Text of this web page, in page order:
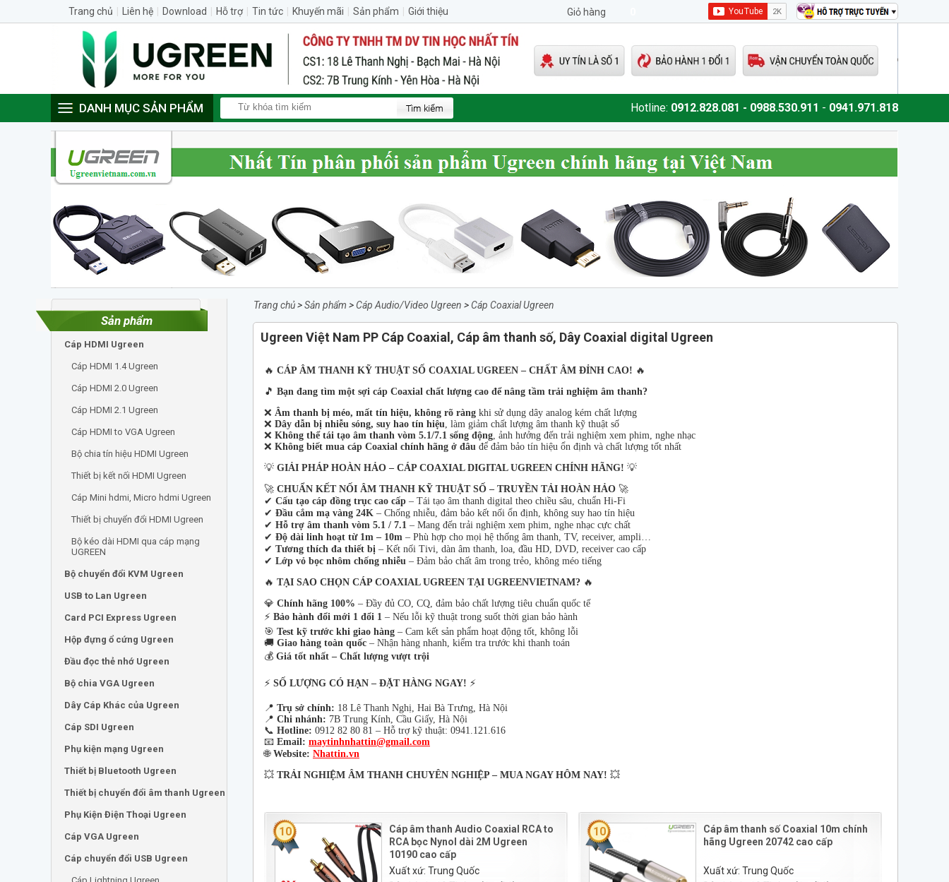
Hotline: 0912.828.081 - 0988.530.911 - 0941.971.818
DANH MỤC SẢN PHẨM
Sản phẩm
Cáp HDMI Ugreen
Cáp HDMI 1.4 Ugreen
Cáp HDMI 2.0 Ugreen
Cáp HDMI 2.1 Ugreen
Cáp HDMI to VGA Ugreen
Bộ chia tín hiệu HDMI Ugreen
Thiết bị kết nối HDMI Ugreen
Cáp Mini hdmi, Micro hdmi Ugreen
Thiết bị chuyển đổi HDMI Ugreen
Bộ kéo dài HDMI qua cáp mạng
UGREEN
Bộ chuyển đổi KVM Ugreen
USB to Lan Ugreen
Card PCI Express Ugreen
Hộp đựng ổ cứng Ugreen
Đầu đọc thẻ nhớ Ugreen
Bộ chia VGA Ugreen
Dây Cáp Khác của Ugreen
Cáp SDI Ugreen
Phụ kiện mạng Ugreen
Thiết bị Bluetooth Ugreen
Thiết bị chuyển đổi âm thanh Ugreen
Phụ Kiện Điện Thoại Ugreen
Cáp VGA Ugreen
Cáp chuyển đổi USB Ugreen
Trang chủ>Sản phẩm > Cáp Audio/Video Ugreen > Cáp Coaxial Ugreen
Ugreen Việt Nam PP Cáp Coaxial, Cáp âm thanh số, Dây Coaxial digital Ugreen
🔥 CÁP ÂM THANH KỸ THUẬT SỐ COAXIAL UGREEN – CHẤT ÂM ĐỈNH CAO! 🔥
🎵 Bạn đang tìm một sợi cáp Coaxial chất lượng cao để nâng tầm trải nghiệm âm thanh?
❌ Âm thanh bị méo, mất tín hiệu, không rõ ràng khi sử dụng dây analog kém chất lượng
❌ Dây dẫn bị nhiễu sóng, suy hao tín hiệu, làm giảm chất lượng âm thanh kỹ thuật số
❌ Không thể tái tạo âm thanh vòm 5.1/7.1 sống động, ảnh hưởng đến trải nghiệm xem phim, nghe nhạc
❌ Không biết mua cáp Coaxial chính hãng ở đâu để đảm bảo tín hiệu ổn định và chất lượng tốt nhất
💡 GIẢI PHÁP HOÀN HẢO – CÁP COAXIAL DIGITAL UGREEN CHÍNH HÃNG! 💡
🚀 CHUẨN KẾT NỐI ÂM THANH KỸ THUẬT SỐ – TRUYỀN TẢI HOÀN HẢO 🚀
✔ Cấu tạo cáp đồng trục cao cấp – Tái tạo âm thanh digital theo chiều sâu, chuẩn Hi-Fi
✔ Đầu cắm mạ vàng 24K – Chống nhiễu, đảm bảo kết nối ổn định, không suy hao tín hiệu
✔ Hỗ trợ âm thanh vòm 5.1 / 7.1 – Mang đến trải nghiệm xem phim, nghe nhạc cực chất
✔ Độ dài linh hoạt từ 1m – 10m – Phù hợp cho mọi hệ thống âm thanh, TV, receiver, ampli…
✔ Tương thích đa thiết bị – Kết nối Tivi, dàn âm thanh, loa, đầu HD, DVD, receiver cao cấp
✔ Lớp vỏ bọc nhôm chống nhiễu – Đảm bảo chất âm trong trẻo, không méo tiếng
🔥 TẠI SAO CHỌN CÁP COAXIAL UGREEN TẠI UGREENVIETNAM? 🔥
💎 Chính hãng 100% – Đầy đủ CO, CQ, đảm bảo chất lượng tiêu chuẩn quốc tế
⚡ Bảo hành đổi mới 1 đổi 1 – Nếu lỗi kỹ thuật trong suốt thời gian bảo hành
🎯 Test kỹ trước khi giao hàng – Cam kết sản phẩm hoạt động tốt, không lỗi
🚚 Giao hàng toàn quốc – Nhận hàng nhanh, kiểm tra trước khi thanh toán
💰 Giá tốt nhất – Chất lượng vượt trội
⚡ SỐ LƯỢNG CÓ HẠN – ĐẶT HÀNG NGAY! ⚡
📍 Trụ sở chính: 18 Lê Thanh Nghị, Hai Bà Trưng, Hà Nội
📍 Chi nhánh: 7B Trung Kính, Cầu Giấy, Hà Nội
📞 Hotline: 0912 82 80 81 – Hỗ trợ kỹ thuật: 0941.121.616
📧 Email: maytinhnhattin@gmail.com
🌐 Website: Nhattin.vn
💥 TRẢI NGHIỆM ÂM THANH CHUYÊN NGHIỆP – MUA NGAY HÔM NAY! 💥
Cáp âm thanh Audio Coaxial RCA to
RCA bọc Nynol dài 2M Ugreen
10190 cao cấp
Xuất xứ: Trung Quốc
10
Cáp âm thanh số Coaxial 10m chính
hãng Ugreen 20742 cao cấp
Xuất xứ: Trung Quốc
10
Giỏ hàng
Trang chủ Liên hệ Download Hỗ trợ Tin tức Khuyến mãi Sản phẩm Giới thiệu